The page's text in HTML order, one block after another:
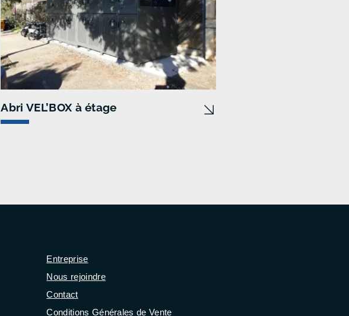
Abri VEL’BOX à étage
Entreprise
Nous rejoindre
Contact
Conditions Générales de Vente